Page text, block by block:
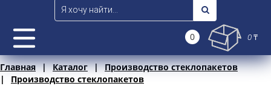
0 0 ₸
Главная Каталог
Производство стеклопакетов
Производство стеклопакетов